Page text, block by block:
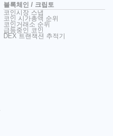
블록체인 / 크립토
코인시장 스냅
코인 시가총액 순위
코인거래소 순위
급등중인 코인
DEX 트랜잭션 추적기